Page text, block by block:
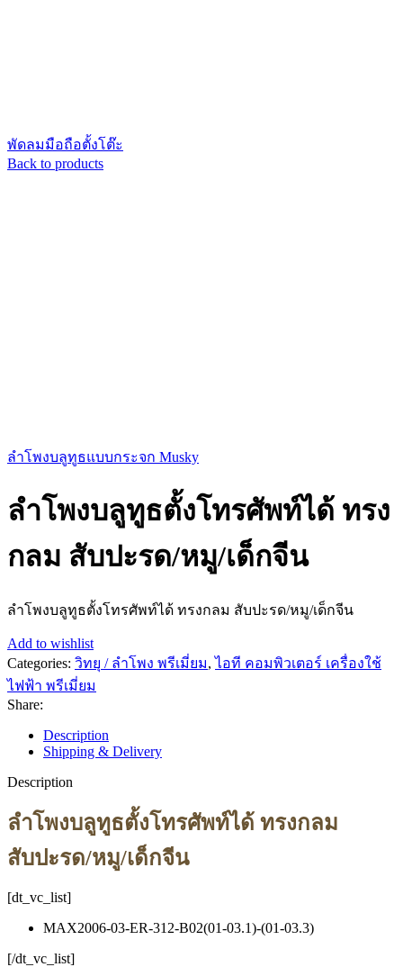
พัดลมมือถือตั้งโต๊ะ
Back to products
ลำโพงบลูทูธแบบกระจก Musky
ลำโพงบลูทูธตั้งโทรศัพท์ได้ ทรง
กลม สับปะรด/หมู/เด็กจีน
ลำโพงบลูทูธตั้งโทรศัพท์ได้ ทรงกลม สับปะรด/หมู/เด็กจีน
Add to wishlist
Categories: วิทยุ / ลำโพง พรีเมี่ยม, ไอที คอมพิวเตอร์ เครื่องใช้
ไฟฟ้า พรีเมี่ยม
Share:
Description
Shipping & Delivery
Description
ลำโพงบลูทูธตั้งโทรศัพท์ได้ ทรงกลม
สับปะรด/หมู/เด็กจีน
[dt_vc_list]
MAX2006-03-ER-312-B02(01-03.1)-(01-03.3)
[/dt_vc_list]